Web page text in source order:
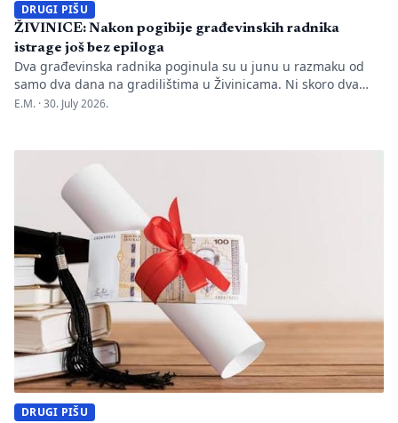
DRUGI PIŠU
ŽIVINICE: Nakon pogibije građevinskih radnika
istrage još bez epiloga
Dva građevinska radnika poginula su u junu u razmaku od
samo dva dana na gradilištima u Živinicama. Ni skoro dva
mjeseca kasnije javnosti nisu poznati uzroci nesreća, niti je
Mahmutović Dok Tužilaštvo Tuzlanskog kantona sprovodi
istrage, odgovornost […]
E.M. ·30. July 2026.
DRUGI PIŠU